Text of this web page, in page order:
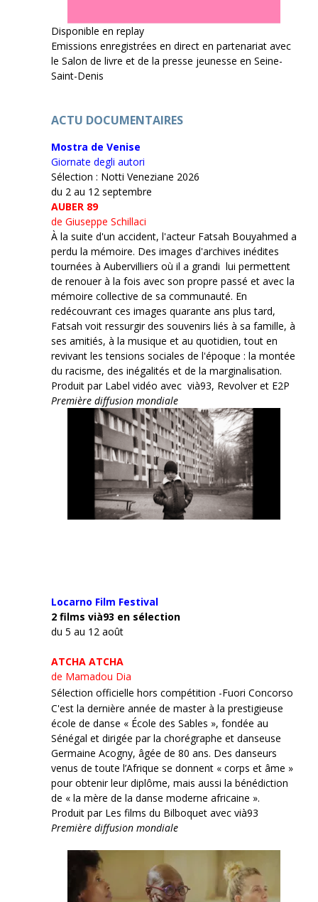
Disponible en replay
Emissions enregistrées en direct en partenariat avec
le Salon de livre et de la presse jeunesse en Seine-
Saint-Denis
ACTU DOCUMENTAIRES
Mostra de Venise
Giornate degli autori
Sélection : Notti Veneziane 2026
du 2 au 12 septembre
AUBER 89
de Giuseppe Schillaci
À la suite d'un accident, l'acteur Fatsah Bouyahmed a
perdu la mémoire. Des images d'archives inédites
tournées à Aubervilliers où il a grandi lui permettent
de renouer à la fois avec son propre passé et avec la
mémoire collective de sa communauté. En
redécouvrant ces images quarante ans plus tard,
Fatsah voit ressurgir des souvenirs liés à sa famille, à
ses amitiés, à la musique et au quotidien, tout en
revivant les tensions sociales de l'époque : la montée
du racisme, des inégalités et de la marginalisation.
Produit par Label vidéo avec vià93, Revolver et E2P
Première diffusion mondiale
Locarno Film Festival
2 films vià93 en sélection
du 5 au 12 août
ATCHA ATCHA
de Mamadou Dia
Sélection officielle hors compétition -Fuori Concorso
C'est la dernière année de master à la prestigieuse
école de danse « École des Sables », fondée au
Sénégal et dirigée par la chorégraphe et danseuse
Germaine Acogny, âgée de 80 ans. Des danseurs
venus de toute l’Afrique se donnent « corps et âme »
pour obtenir leur diplôme, mais aussi la bénédiction
de « la mère de la danse moderne africaine ».
Produit par Les films du Bilboquet avec vià93
Première diffusion mondiale